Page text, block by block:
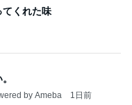
てくれた味
by Ameba 1日前